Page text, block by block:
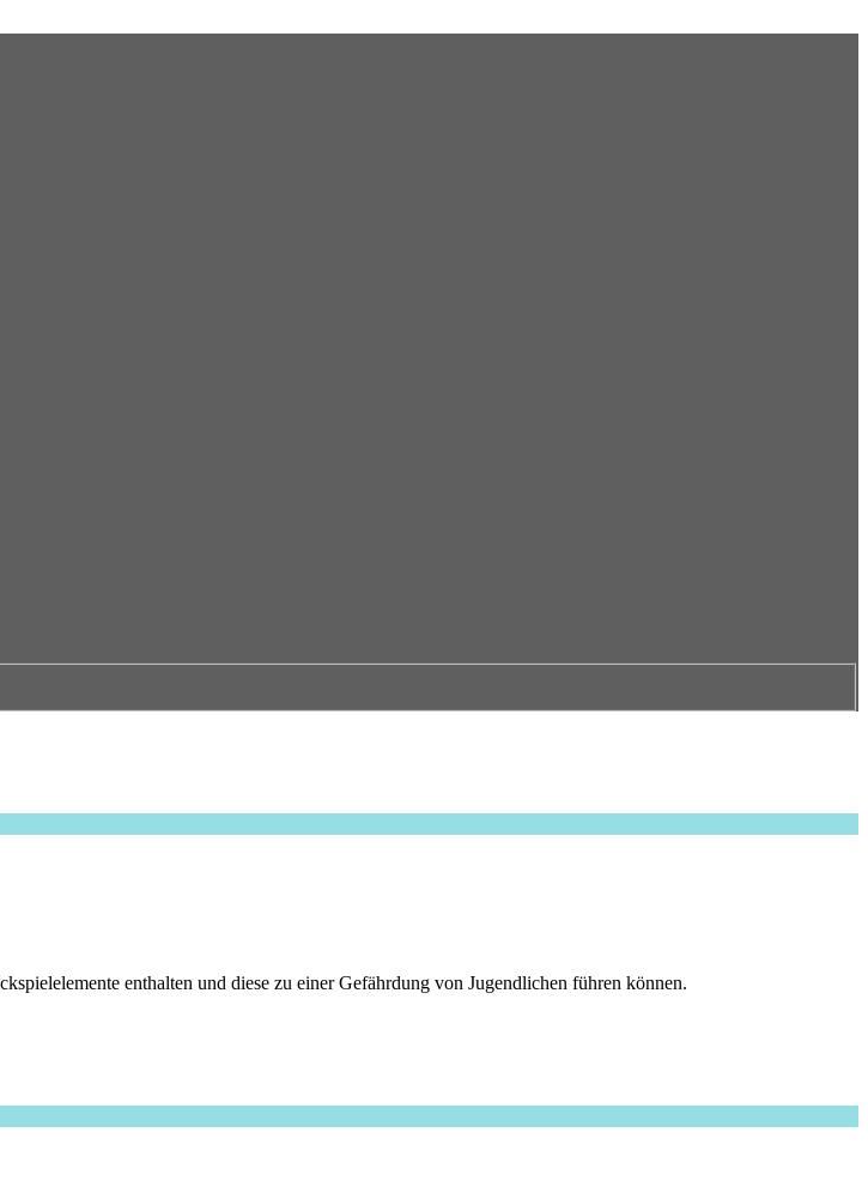
enthalten und diese zu einer Gefährdung von Jugendlichen führen können.